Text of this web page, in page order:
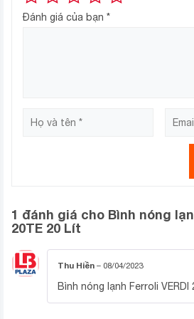
CFC
Bình nóng lạnh gián tiếp có lớp
CFC, được cấu tạo bằng
Polyurethane đậm đặc không có
đảm bảo giảm được sự thất
năng lượng.
Đánh giá của bạn *
1 đánh giá cho Bình nóng
20TE 20 Lít
Thu Hiền – 08/04/2023
Bình nóng lạnh Ferroli VERDI